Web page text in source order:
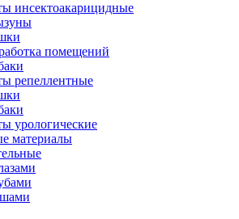
инсектоакарицидные
помещений
репеллентные
урологические
материалы